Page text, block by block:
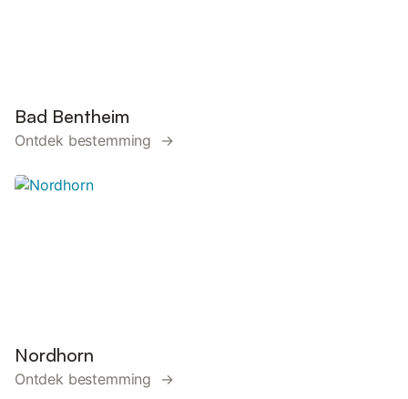
Bad Bentheim
Ontdek bestemming →
Nordhorn
Ontdek bestemming →